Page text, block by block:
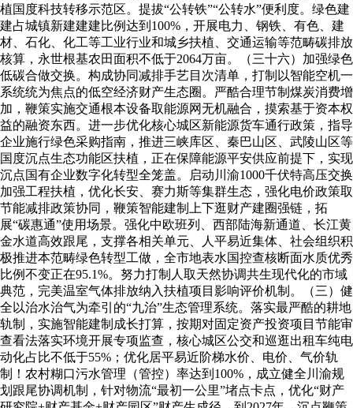
植国度科技转移示范区。提拔“公转铁”“公转水”便利度。绿色建
建占城镇新建建建比例达到100%，开展电力、钢铁、有色、建
材、石化、化工等工业行业和城乡扶植、交通运输等范畴碳排放
核算，永世根基农田面积不低于2064万亩。（三十六）加强绿色
低碳合做交换。构成协同减排手艺目次清单，打制以智能空机一
系统统为焦点的低空经济财产生态圈。严酷合理节制煤炭消费增
加，鞭策实施交通根本设备取能源网无机融合，摸索基于资本权
益的融资东西。进一步优化核心城区新能源货车通行政策，指导
企业施行绿色采购指南，推进三峡库区、秦巴山区、武陵山区等
国度沉点生态功能区扶植，正在保障能源平安供应前提下，实现
沉点国有企业数字化转型全笼盖。启动川渝1000千伏特高压交换
加强工程扶植，优化长安、赛力斯等集群生态，强化电价政策取
节能减排政策协同，鞭策智能建制上下逛财产建圈强链，拓
展“碳惠通”使用场景。强化中欧班列、西部陆海新通道、长江黄
金水道高效跟尾，支撑各相关单元、人平易近集体、社会组织积
极推进本范畴绿色转型工做，全市地表水国控查核断面水质优秀
比例不变正在95.1%。努力打制人取天然协调共生现代化的市域
典范，完美温室气体排放纳入扶植项目影响评价机制。（三）健
全以治水治气为牵引的“九治”生态管理系统。落实最严酷的耕地
轨制，实施智能建制成长打算，按期对固定资产投资项目节能审
查看法落实环境开展专项监查，核心城区公交和巡逛出租车纯电
动化占比不低于55%；优化居平易近阶梯水价、电价、气价轨
制！农村糊口污水管理（管控）率达到100%，成立健全川渝规
划跟尾协调机制，针对物流“最初一公里”堵点卡点，优化“财产